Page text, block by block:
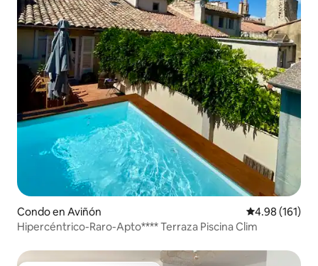
Condo en Aviñón Calificación
4.98 (161)
Hipercéntrico-Raro-Apto**** Terraza Piscina Clim